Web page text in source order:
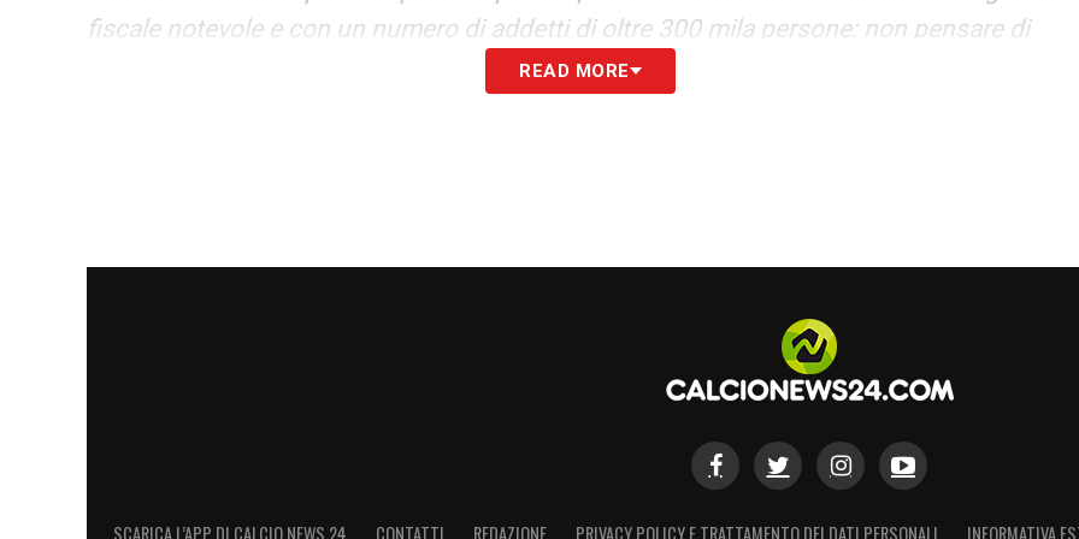
fiscale notevole e con un numero di addetti di oltre 300 mila persone: non pensare di
dare una mano a un settore così importante, che ha avuto buchi di bilancio enormi,
READ MORE
SCARICA L’APP DI CALCIO NEWS 24 CONTATTI REDAZIONE PRIVACY POLICY E TRATTAMENTO DEI DATI PERSONALI INFORMATIVA